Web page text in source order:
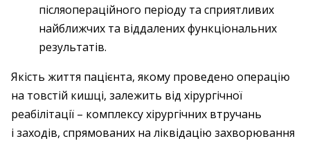
післяопераційного періоду та сприятливих
найближчих та віддалених функціональних
результатів.
Якість життя пацієнта, якому проведено операцію
на товстій кишці, залежить від хірургічної
реабілітації – комплексу хірургічних втручань
і заходів, спрямованих на ліквідацію захворювання